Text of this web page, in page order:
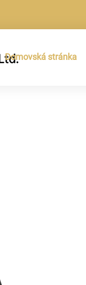
Domovská stránka